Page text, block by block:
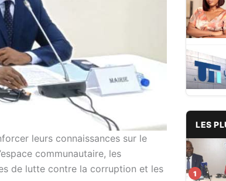
leurs connaissances sur le
communautaire, les
de lutte contre la corruption et les
LES
1